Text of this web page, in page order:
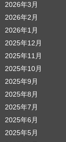
2026年3月
2026年2月
2026年1月
2025年12月
2025年11月
2025年10月
2025年9月
2025年8月
2025年7月
2025年6月
2025年5月